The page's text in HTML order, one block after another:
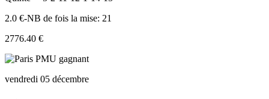
2.0 €-NB de fois la mise: 21
2776.40 €
vendredi 05 décembre